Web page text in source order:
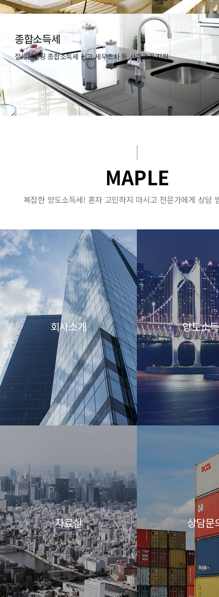
종합소득세
절세컨설팅 종합소득세 신고 세무조사 등 사후관리 지원
MAPLE
복잡한 양도소득세! 혼자 고민하지 마시고 전문가에게 상담
회사소개 양도소
자료실 상담문